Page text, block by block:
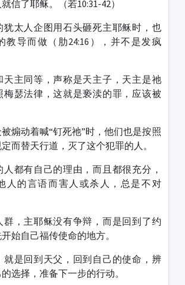
信了耶稣。（若10:31-42）
犹太人企图用石头砸死主耶稣时，也
教导而做（肋24:16），并不是发疯
天主同等，声称是天主子，天主是祂
梅瑟法律，这就是亵渎的罪，应该被
煽动着喊“钉死祂”时，他们也是按照
而替天行道，灭了这个犯罪的人。
都有自己的理由，而且都很充分，
人的言语而害人或杀人，总是不对
群，主耶稣没有争辩，而是回到了约
始自己福传使命的地方。
就是回到天父，回到自己的使命，辨
选择，准备下一步的行动。